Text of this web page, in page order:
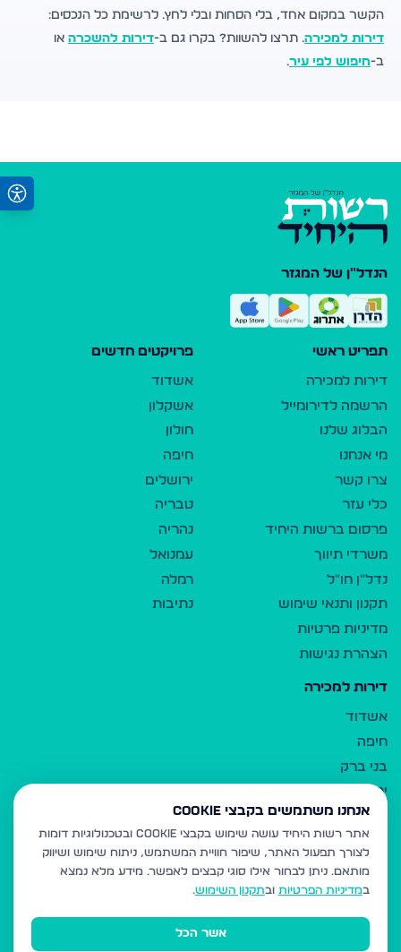
הקשר במקום אחד, בלי הסחות ובלי לחץ. לרשימת כל הנכסים:
דירות למכירה. תרצו להשוות? בקרו גם ב-דירות להשכרה או
ב-חיפוש לפי עיר.
הנדל"ן של המגזר
תפריט ראשי
דירות למכירה
הרשמה לדירומייל
הבלוג שלנו
מי אנחנו
צרו קשר
כלי עזר
פרסום ברשות היחיד
משרדי תיווך
נדל"ן חו"ל
תקנון ותנאי שימוש
מדיניות פרטיות
הצהרת נגישות
פרויקטים חדשים
אשדוד
אשקלון
חולון
חיפה
ירושלים
טבריה
נהריה
עמנואל
רמלה
נתיבות
דירות למכירה
אשדוד
חיפה
בני ברק
ירושלים
אלעד
גבעת זאב
בית שמש
רכסים
מודיעין עילית
אנחנו משתמשים בקבצי Cookie
אתר רשות היחיד עושה שימוש בקבצי Cookie ובטכנולוגיות דומות
לצורך תפעול האתר, שיפור חוויית המשתמש, ניתוח שימוש ושיווק
מותאם. ניתן לבחור אילו סוגי קבצים לאפשר. מידע מלא נמצא
במדיניות הפרטיות ובתקנון השימוש.
אשר הכל